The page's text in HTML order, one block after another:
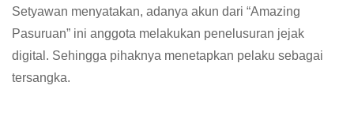
Setyawan menyatakan, adanya akun dari “Amazing
Pasuruan” ini anggota melakukan penelusuran jejak
digital. Sehingga pihaknya menetapkan pelaku sebagai
tersangka.